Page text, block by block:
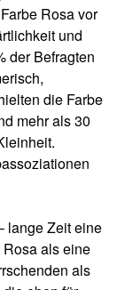
Rosa vor
und
der Befragten
die Farbe
mehr als 30
lange Zeit eine
als eine
als